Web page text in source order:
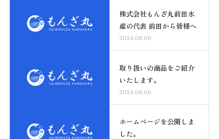
株式会社もんざ丸前田水
産の代表 前田から皆様へ
2024.08.06
取り扱いの商品をご紹介
いたします。
2024.08.06
ホームページを公開しま
した。